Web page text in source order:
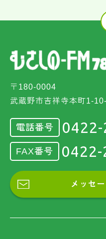
〒180-0004
武蔵野市吉祥寺本町1-
電話番号
FAX番号
メッセ